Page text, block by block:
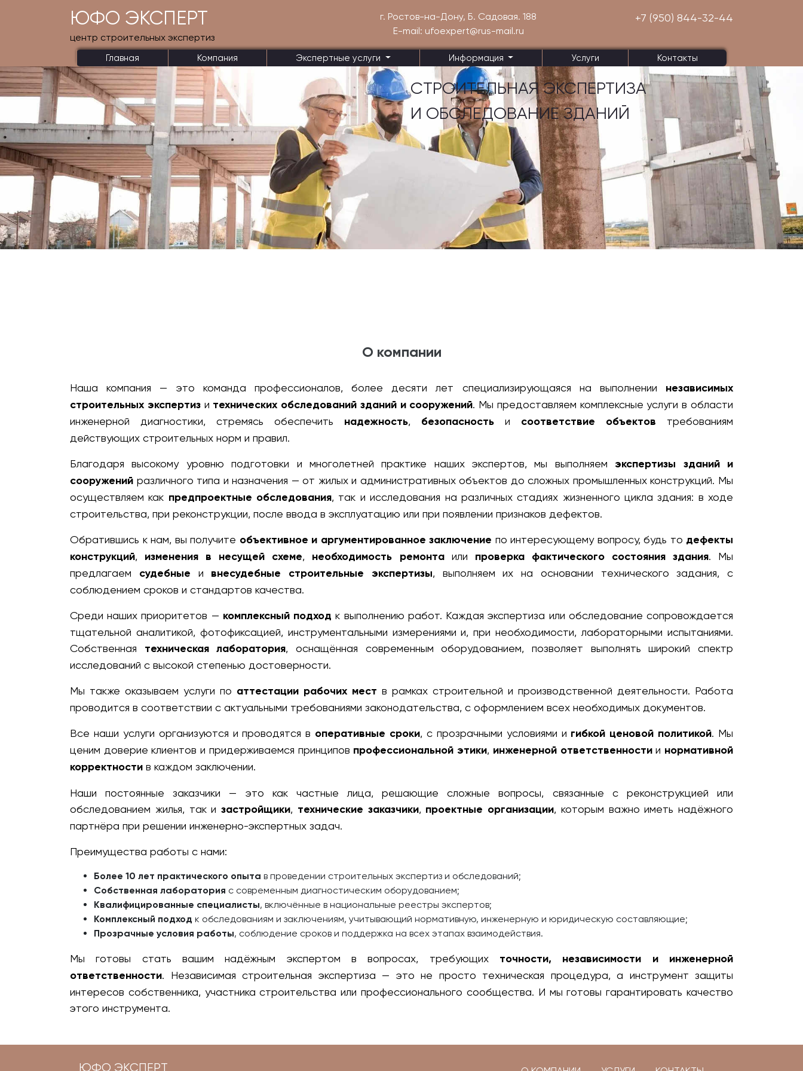
ЮФО ЭКСПЕРТ
центр строительных экспертиз
г. Ростов-на-Дону, Б. Садовая. 188
E-mail: ufoexpert@rus-mail.ru
+7 (950) 844-32-44
Главная Компания Экспертные услуги Информация Услуги Контакты
СТРОИТЕЛЬНАЯ ЭКСПЕРТИЗА
И ОБСЛЕДОВАНИЕ ЗДАНИЙ
О компании
Наша компания — это команда профессионалов, более десяти лет специализирующаяся на выполнении независимых
строительных экспертизи технических обследований зданий и сооружений. Мы предоставляем комплексные услуги в области
инженерной диагностики, стремясь обеспечить надежность, безопасность и соответствие объектов требованиям
действующих строительных норм и правил.
Благодаря высокому уровню подготовки и многолетней практике наших экспертов, мы выполняем экспертизы зданий и
сооружений различного типа и назначения — от жилых и административных объектов до сложных промышленных конструкций. Мы
осуществляем как предпроектные обследования, так и исследования на различных стадиях жизненного цикла здания: в ходе
строительства, при реконструкции, после ввода в эксплуатацию или при появлении признаков дефектов.
Обратившись к нам, вы получите объективное и аргументированное заключение по интересующему вопросу, будь то дефекты
конструкций, изменения в несущей схеме, необходимость ремонтаили проверка фактического состояния здания. Мы
предлагаем судебные и внесудебные строительные экспертизы, выполняем их на основании технического задания, с
соблюдением сроков и стандартов качества.
Среди наших приоритетов — комплексный подход к выполнению работ. Каждая экспертиза или обследование сопровождается
тщательной аналитикой, фотофиксацией, инструментальными измерениями и, при необходимости, лабораторными испытаниями.
Собственная техническая лаборатория, оснащённая современным оборудованием, позволяет выполнять широкий спектр
исследований с высокой степенью достоверности.
Мы также оказываем услуги по аттестации рабочих мест в рамках строительной и производственной деятельности. Работа
проводится в соответствии с актуальными требованиями законодательства, с оформлением всех необходимых документов.
Все наши услуги организуются и проводятся в оперативные сроки, с прозрачными условиями и гибкой ценовой политикой. Мы
ценим доверие клиентов и придерживаемся принципов профессиональной этики, инженерной ответственностии нормативной
корректности в каждом заключении.
Наши постоянные заказчики — это как частные лица, решающие сложные вопросы, связанные с реконструкцией или
обследованием жилья, так и застройщики, технические заказчики, проектные организации, которым важно иметь надёжного
партнёра при решении инженерно-экспертных задач.
Преимущества работы с нами:
Более 10 лет практического опыта в проведении строительных экспертиз и обследований;
Собственная лаборатория с современным диагностическим оборудованием;
Квалифицированные специалисты, включённые в национальные реестры экспертов;
Комплексный подход к обследованиям и заключениям, учитывающий нормативную, инженерную и юридическую составляющие;
Прозрачные условия работы, соблюдение сроков и поддержка на всех этапах взаимодействия.
Мы готовы стать вашим надёжным экспертом в вопросах, требующих точности, независимости и инженерной
ответственности. Независимая строительная экспертиза — это не просто техническая процедура, а инструмент защиты
интересов собственника, участника строительства или профессионального сообщества. И мы готовы гарантировать качество
этого инструмента.
ЮФО ЭКСПЕРТ